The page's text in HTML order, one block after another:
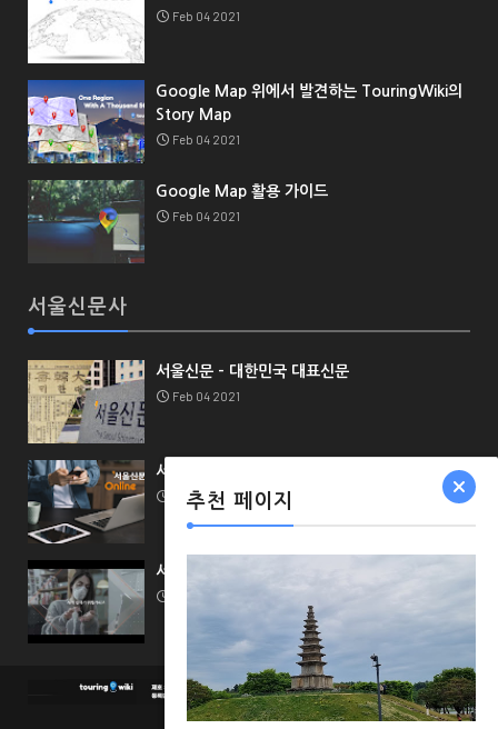
Feb 04 2021
Google Map 위에서 발견하는 TouringWiki의
Story Map
Feb 04 2021
Google Map 활용 가이드
Feb 04 2021
서울신문사
서울신문 - 대한민국 대표신문
Feb 04 2021
서울신문 채널 가이드
Feb 04 2021
서울신문 비즈니스
추천 페이지